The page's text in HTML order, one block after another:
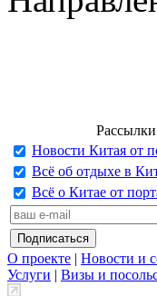
Рассылки
Новости Китая от
Всё об отдыхе в
Всё о Китае от
О проекте | Новости и
Услуги | Визы и